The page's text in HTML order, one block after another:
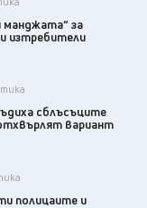
манджата“ за
изтребители
сблъсъците
вариант
полицаите и